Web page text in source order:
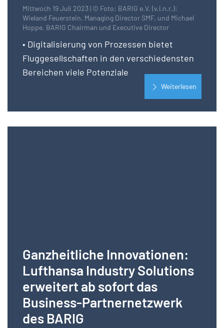
Mittwoch 19 Juli 2023 | © Foto: BARIG e.V. (v.l.n.r.):
Wieland Feuerstein, Managing Director SMF, und Michael
Hoppe, BARIG Chairman und Executive Director
• Digitalisierung von Prozessen bietet
Fluggesellschaften in den verschiedensten
Bereichen viele Potenziale
Weiterlesen
Ganzheitliche Innovationen:
Lufthansa Industry Solutions
erweitert ab sofort das
Business-Partnernetzwerk
des BARIG